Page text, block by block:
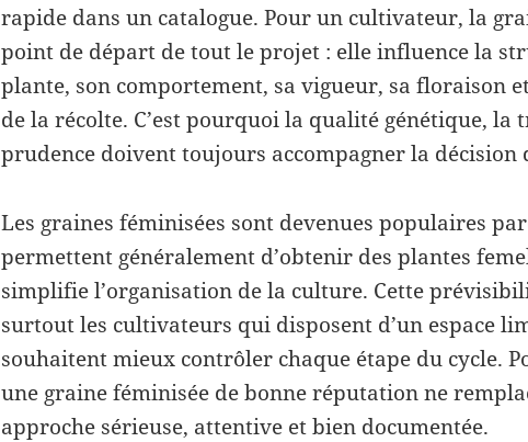
rapide dans un catalogue. Pour un cultivateur, la
point de départ de tout le projet : elle influence la
plante, son comportement, sa vigueur, sa floraison
de la récolte. C’est pourquoi la qualité génétique, la
prudence doivent toujours accompagner la décision
Les graines féminisées sont devenues populaires
permettent généralement d’obtenir des plantes
simplifie l’organisation de la culture. Cette
surtout les cultivateurs qui disposent d’un espace
souhaitent mieux contrôler chaque étape du cycle.
une graine féminisée de bonne réputation ne
approche sérieuse, attentive et bien documentée.